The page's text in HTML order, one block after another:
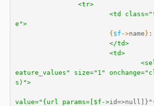
<tr>
<td
e">
{ $f ->name } :
</td>
<td>
eature_values" size="1"
s)">
value="{url params=[$f->id=>null]}"